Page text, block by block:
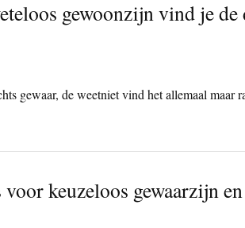
gewoonzijn vind je
gewaar, de weetniet vind het allemaal maar
keuzeloos gewaarzijn